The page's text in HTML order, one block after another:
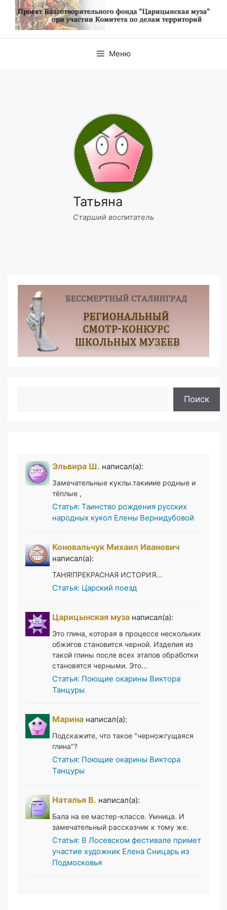
Меню
Татьяна
Старший воспитатель
Поиск
Эльвира Ш. написал(а):
Замечательные куклы.такииие родные и
тёплые ,
Статья: Таинство рождения русских
народных кукол Елены Вернидубовой
Коновальчук Михаил Иванович
написал(а):
ТАНЯ!ПРЕКРАСНАЯ ИСТОРИЯ...
Статья: Царский поезд
Царицынская муза написал(а):
Это глина, которая в процессе нескольких
обжигов становится черной. Изделия из
такой глины после всех этапов обработки
становятся черными. Это…
Статья: Поющие окарины Виктора
Танцуры
Марина написал(а):
Подскажите, что такое "черножгущаяся
глина"?
Статья: Поющие окарины Виктора
Танцуры
Наталья В. написал(а):
Бала на ее мастер-классе. Умница. И
замечательный рассказчик к тому же.
Статья: В Лосевском фестивале примет
участие художник Елена Сницарь из
Подмосковья